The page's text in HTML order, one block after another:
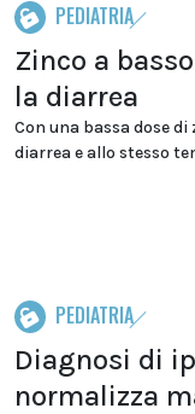
PEDIATRIA
Zinco a
la diarrea
Con una bassa dose
diarrea e allo stesso
PEDIATRIA
Diagnosi di
normalizza